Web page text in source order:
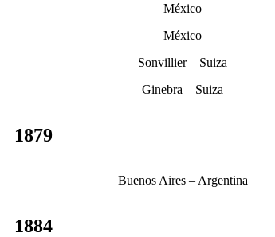
México
México
Sonvillier – Suiza
Ginebra – Suiza
1879
Buenos Aires – Argentina
1884